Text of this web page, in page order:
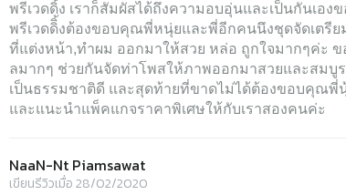
พรีเวดดิ้ง เราก็สัมผัสได้ถึงความอบอุ่นและเป็นกันเอง
พรีเวดดิิ้งต้องขอบคุณพี่หนุ่ยและพี่อีกคนนึงชุดจัดเตรี
ที่แต่งหน้า,ทำผม ออกมาให้สวย หล่อ ถูกใจมากๆค่ะ
ลมากๆ ช่วยกันจัดท่าโพสให้ภาพออกมาสวยและสม
เป็นธรรมชาติดี และสุดท้ายที่ขาดไม่ได้ต้องขอบคุณพี่
และแนะนำแพ็คแกจราคาพิเศษให้กับเราสองคนค่ะ
NaaN-Nt Piamsawat
เขียนรีวิวเมื่อ 28/02/2020